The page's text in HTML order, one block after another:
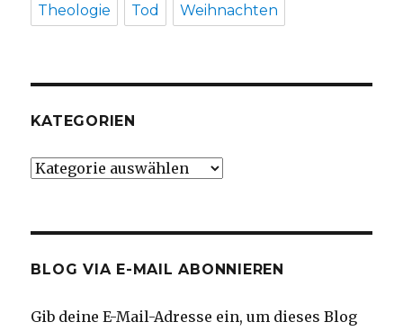
Theologie Tod Weihnachten
KATEGORIEN
Kategorien
BLOG VIA E-MAIL ABONNIEREN
Gib deine E-Mail-Adresse ein, um dieses Blog